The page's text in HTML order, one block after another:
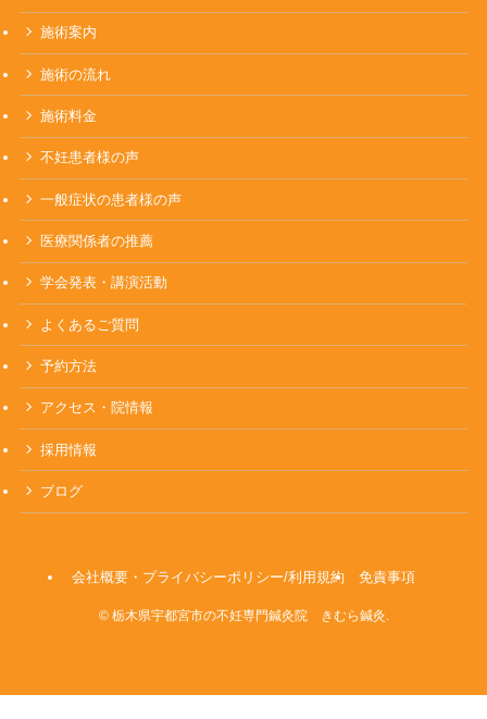
施術案内
施術の流れ
施術料金
不妊患者様の声
一般症状の患者様の声
医療関係者の推薦
学会発表・講演活動
よくあるご質問
予約方法
アクセス・院情報
採用情報
ブログ
会社概要・プライバシーポリシー/利用規約 免責事項
©栃木県宇都宮市の不妊専門鍼灸院 きむら鍼灸.